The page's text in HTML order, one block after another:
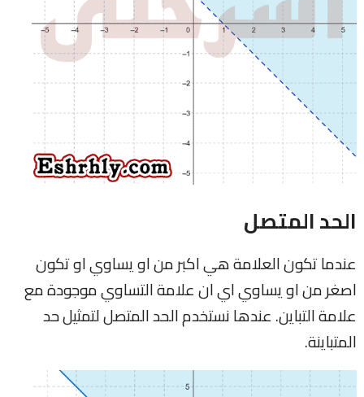
الحد المتصل
عندما تكون العلامة هي اكبر من او يساوي او تكون
اصغر من او يساوي اي ان علامة التساوي موجودة مع
علامة التباين. عندها نستخدم الحد المتصل لتمثيل حد
المتباينة.